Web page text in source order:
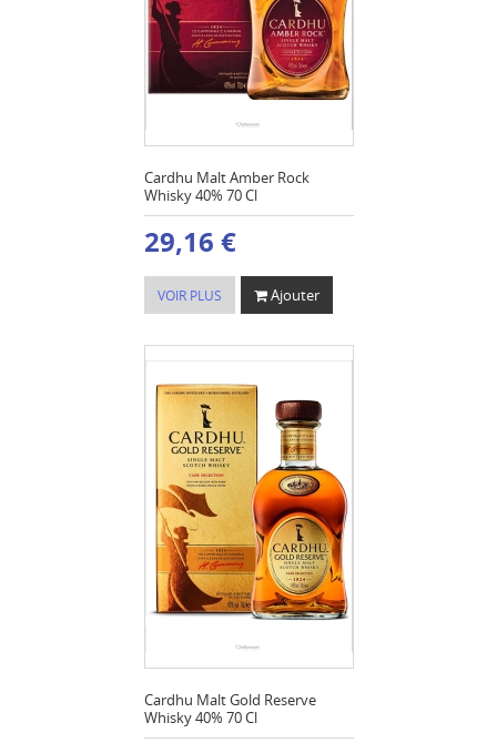
Cardhu Malt Amber Rock
Whisky 40% 70 Cl
29,16 €
VOIR PLUS Ajouter
Cardhu Malt Gold Reserve
Whisky 40% 70 Cl